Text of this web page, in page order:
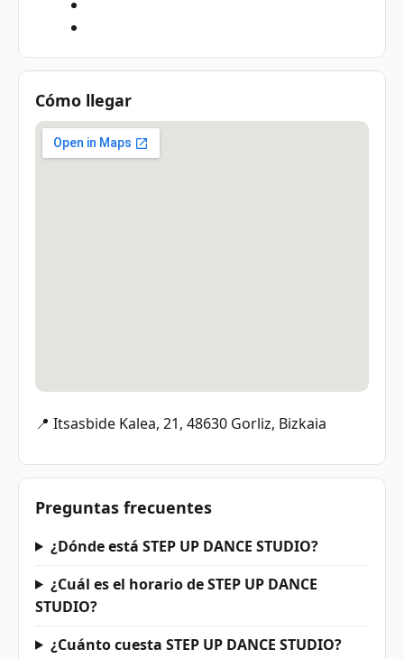
Cómo llegar
📍 Itsasbide Kalea, 21, 48630 Gorliz, Bizkaia
Preguntas frecuentes
¿Dónde está STEP UP DANCE STUDIO?
¿Cuál es el horario de STEP UP DANCE
STUDIO?
¿Cuánto cuesta STEP UP DANCE STUDIO?